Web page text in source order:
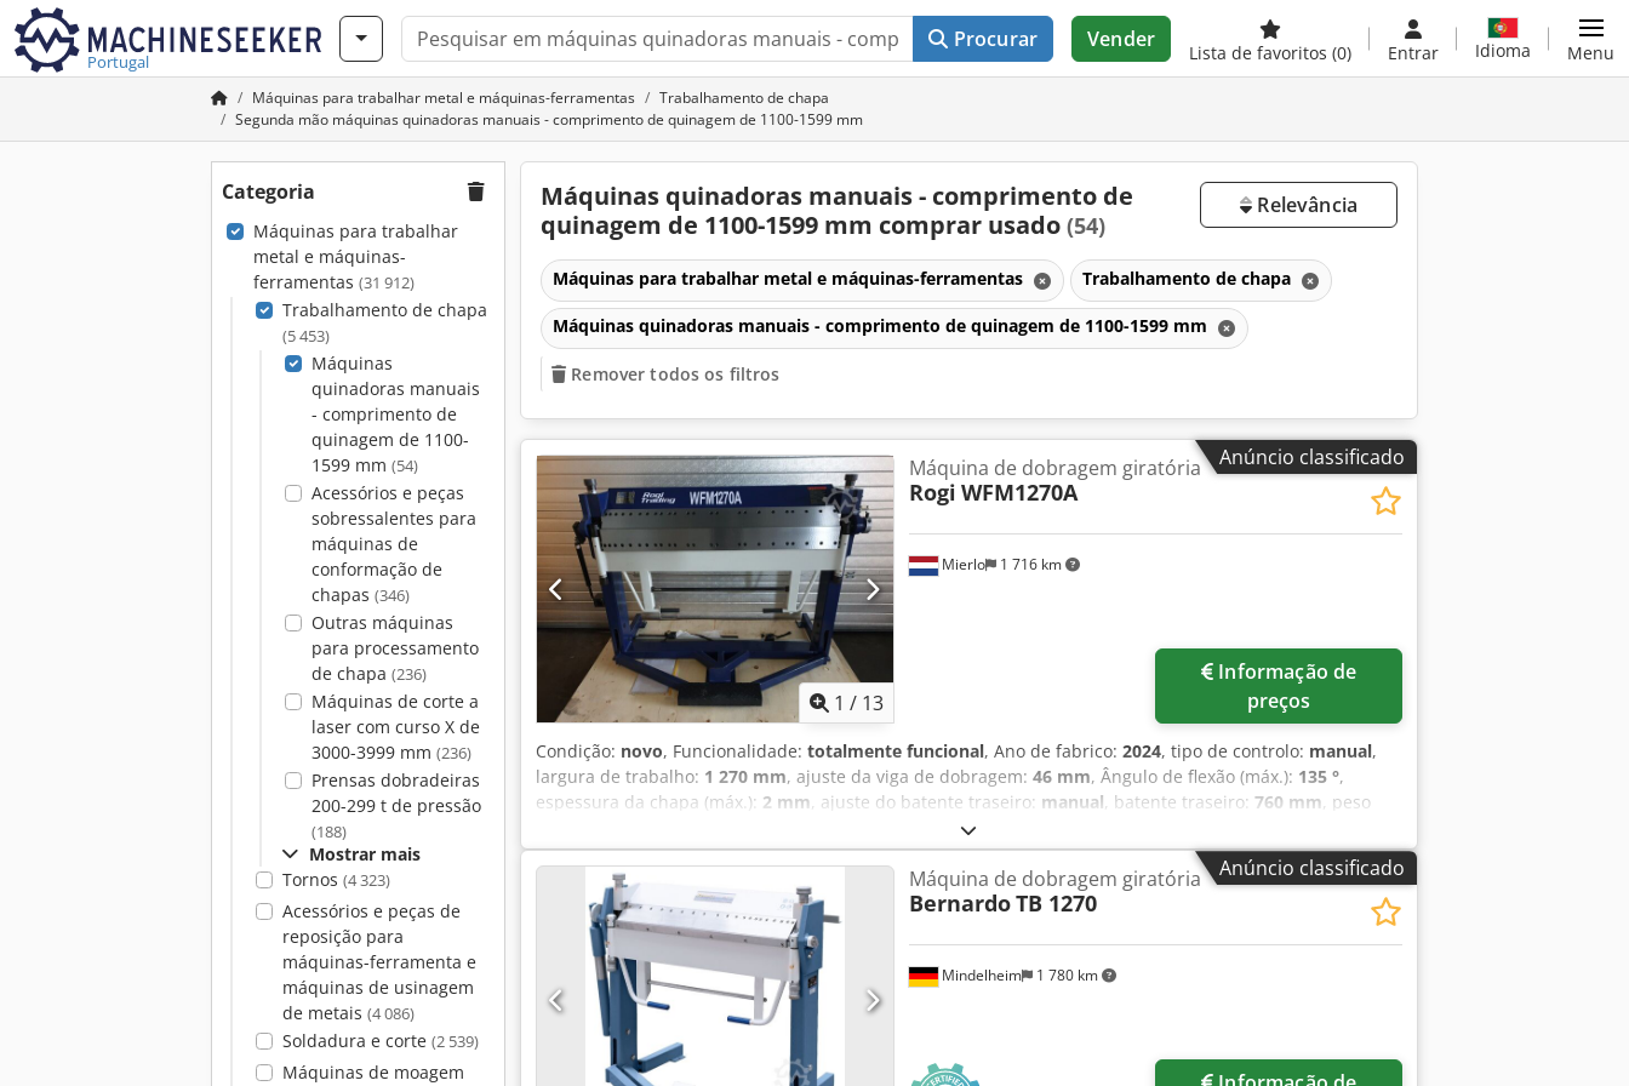
Portugal
Procurar Vender
Lista de favoritos (0) Entrar Idioma Menu
Máquinas para trabalhar metal e máquinas-ferramentas
Trabalhamento de chapa
Segunda mão máquinas quinadoras manuais - comprimento de quinagem de 1100-1599 mm
Categoria
Máquinas para trabalhar
metal e máquinas-
ferramentas (31 912)
Trabalhamento de chapa
(5 453)
Máquinas
quinadoras manuais
- comprimento de
quinagem de 1100-
1599 mm (54)
Acessórios e peças
sobressalentes para
máquinas de
conformação de
chapas (346)
Outras máquinas
para processamento
de chapa (236)
Máquinas de corte a
laser com curso X de
3000-3999 mm (236)
Prensas dobradeiras
200-299 t de pressão
(188)
Mostrar mais
Tornos (4 323)
Acessórios e peças de
reposição para
máquinas-ferramenta e
máquinas de usinagem
de metais (4 086)
Soldadura e corte (2 539)
Máquinas de moagem
Máquinas quinadoras manuais - comprimento de
quinagem de 1100-1599 mm comprar usado (54)
Relevância
Máquinas para trabalhar metal e máquinas-ferramentas Trabalhamento de chapa
Máquinas quinadoras manuais - comprimento de quinagem de 1100-1599 mm
Remover todos os filtros
Anúncio classificado
1 / 13
Mierlo 1 716 km
Máquina de dobragem giratória
Rogi WFM1270A
preços
Condição: novo, Funcionalidade: totalmente funcional, Ano de fabrico: 2024, tipo de controlo: manual,
largura de trabalho: 1 270 mm, ajuste da viga de dobragem: 46 mm, Ângulo de flexão (máx.): 135 °,
espessura da chapa (máx.): 2 mm, ajuste do batente traseiro: manual, batente traseiro: 760 mm, peso
, largura total:
documentação / manual, Lâmina superior e inferior removível em segmentos Incluindo o calibre traseiro
manual CILINDRO PNEUMÁTICO! Capacidade máxima de dobragem ao longo de todo o comprimento de
trabalho ----- 2 mm Comprimento máximo de trabalho ----- 1270 mm Codpfxoga T A Ij Abuorf Largura
máxima de abertura ----- 46 mm Largura dos dedos ----- 25 | 30 | 35 | 40 | 45 | 50 | 75 | 75 | 100 | 150 |
200 | 250 | 275 mm Ângulo máximo de ataque ----- 0 - 135 Peso ----- 380 KG Largura ----- 1600 mm
Profundidade ----- 850 mm Altura ----- 1175 mm
Anúncio classificado
Mindelheim 1 780 km
Máquina de dobragem giratória
BernardoTB 1270